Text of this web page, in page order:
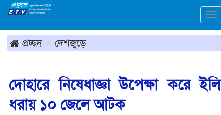
প্রচ্ছদ দেশজুড়ে
দোহারে নিষেধাজ্ঞা উপেক্ষা করে
ধরায় ১০ জেলে আটক